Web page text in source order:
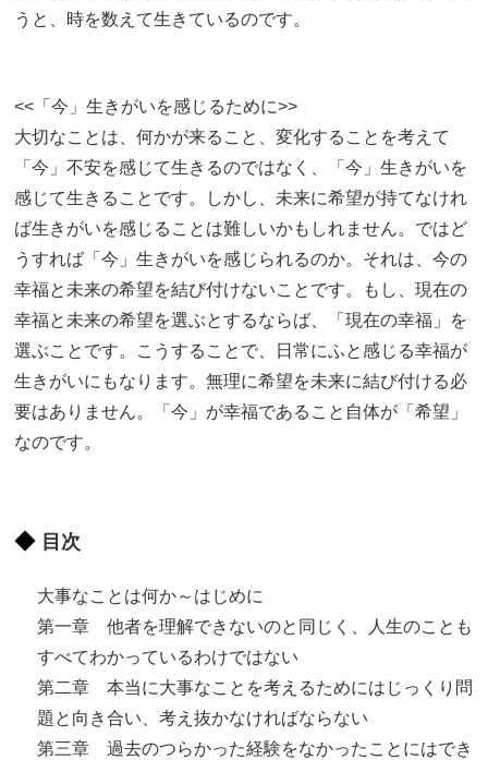
うと、時を数えて生きているのです。
<<「今」生きがいを感じるために>>
大切なことは、何かが来ること、変化することを考えて
「今」不安を感じて生きるのではなく、「今」生きがいを
感じて生きることです。しかし、未来に希望が持てなけれ
ば生きがいを感じることは難しいかもしれません。ではど
うすれば「今」生きがいを感じられるのか。それは、今の
幸福と未来の希望を結び付けないことです。もし、現在の
幸福と未来の希望を選ぶとするならば、「現在の幸福」を
選ぶことです。こうすることで、日常にふと感じる幸福が
生きがいにもなります。無理に希望を未来に結び付ける必
要はありません。「今」が幸福であること自体が「希望」
なのです。
目次
大事なことは何か～はじめに
第一章 他者を理解できないのと同じく、人生のことも
すべてわかっているわけではない
第二章 本当に大事なことを考えるためにはじっくり問
題と向き合い、考え抜かなければならない
第三章 過去のつらかった経験をなかったことにはでき